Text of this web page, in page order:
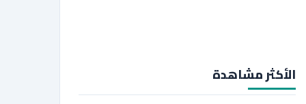
الأكثر مشاهدة